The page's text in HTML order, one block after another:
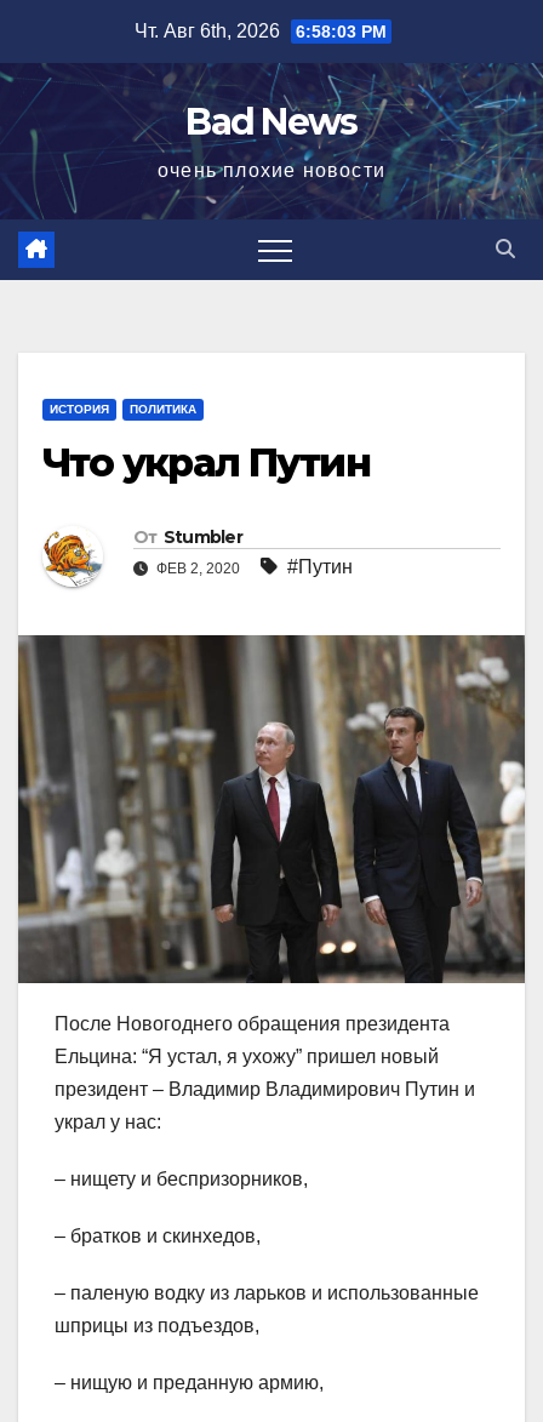
содержимому
Чт. Авг 6th, 2026 6:58:04 PM
Bad News
очень плохие новости
ИСТОРИЯ ПОЛИТИКА
Что украл Путин
От Stumbler
ФЕВ 2, 2020 #Путин
После Новогоднего обращения президента
Ельцина: “Я устал, я ухожу” пришел новый
президент – Владимир Владимирович Путин и
украл у нас:
– нищету и беспризорников,
– братков и скинхедов,
– паленую водку из ларьков и использованные
шприцы из подъездов,
– нищую и преданную армию,